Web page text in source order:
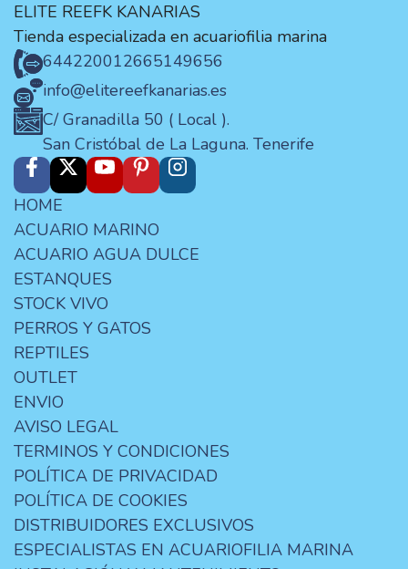
ELITE REEFK KANARIAS
Tienda especializada en acuariofilia marina
644220012665149656
info@elitereefkanarias.es
C/ Granadilla 50 ( Local ).
San Cristóbal de La Laguna. Tenerife
HOME
ACUARIO MARINO
ACUARIO AGUA DULCE
ESTANQUES
STOCK VIVO
PERROS Y GATOS
REPTILES
OUTLET
ENVIO
AVISO LEGAL
TERMINOS Y CONDICIONES
POLÍTICA DE PRIVACIDAD
POLÍTICA DE COOKIES
DISTRIBUIDORES EXCLUSIVOS
ESPECIALISTAS EN ACUARIOFILIA MARINA